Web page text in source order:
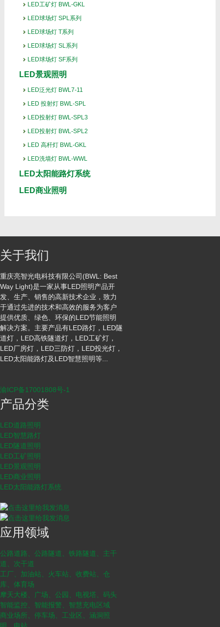
LED工矿灯 BWL-GKL
LED球场灯 SPL系列
LED球场灯 T系列
LED球场灯 SL系列
LED球场灯 SF系列
LED景观照明
LED泛光灯 BWL7-11
LED 投射灯 BWL-SPL
LED投射灯 BWL-SPL3
LED投射灯 BWL-SPL2
LED 高杆灯 BWL-GKL
LED洗墙灯 BWL-WWL
LED太阳能路灯系统
LED商业照明
关于我们
重庆亮智光电科技有限公司(BWL: Best
Way Light)是一家从事LED照明产品开
发、生产、销售的高新技术企业，致力
于通过先进的技术和高效的服务为客户
提供优质、绿色、环保的LED节能照明
解决方案。主要产品有LED路灯，LED隧
道灯，LED高铁隧道灯，LED工矿灯，
LED厂房灯，LED三防灯，LED投光灯，
LED太阳能路灯及LED智慧照明等...
渝ICP备17001808号-1
产品分类
LED道路照明
LED智慧路灯
LED隧道照明
LED工矿照明
LED景观照明
LED商业照明
LED太阳能路灯系统
应用领域
公路道路、公路隧道、铁路隧道、主干
道、次干道
工厂、加油站、火车站、收费站、仓
库、体育场
摩天大楼、广场、公园、电视塔、码头
智能监控、智能报警、智慧充电区域
商业场所、停车场、工业区、涵洞照